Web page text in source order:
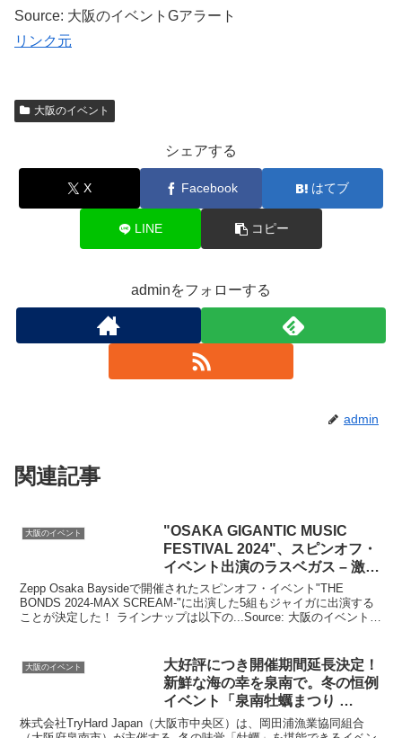
Source: 大阪のイベントGアラート
リンク元
大阪のイベント
シェアする
X Facebook はてブ
LINE コピー
adminをフォローする
admin
関連記事
大阪のイベント
"OSAKA GIGANTIC MUSIC
FESTIVAL 2024"、スピンオフ・
イベント 出演のラスベガス – 激ロ
ック
Zepp Osaka Baysideで開催されたスピンオフ・イベント"THE
BONDS 2024-MAX SCREAM-"に出演した5組もジャイガに出演する
ことが決定した！ ラインナップは以下の...Source: 大阪のイベントG
大阪のイベント
大好評につき開催期間延長決定！
新鮮な海の幸を泉南で。冬の恒例
イベント
「泉南牡蠣まつり …
株式会社TryHard Japan（大阪市中央区）は、岡田浦漁業協同組合